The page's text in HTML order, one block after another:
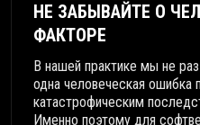
НЕ ЗАБЫВАЙТЕ О
ФАКТОРЕ
В нашей практике мы не
одна человеческая ошибка
катастрофическим
Именно поэтому для